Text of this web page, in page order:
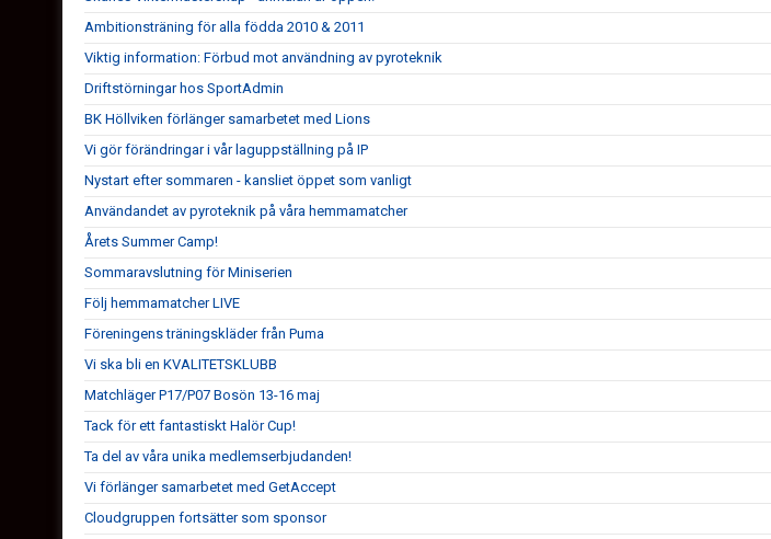
Ambitionsträning för alla födda 2010 & 2011
Viktig information: Förbud mot användning av pyroteknik
Driftstörningar hos SportAdmin
BK Höllviken förlänger samarbetet med Lions
Vi gör förändringar i vår laguppställning på IP
Nystart efter sommaren - kansliet öppet som vanligt
Användandet av pyroteknik på våra hemmamatcher
Årets Summer Camp!
Sommaravslutning för Miniserien
Följ hemmamatcher LIVE
Föreningens träningskläder från Puma
Vi ska bli en KVALITETSKLUBB
Matchläger P17/P07 Bosön 13-16 maj
Tack för ett fantastiskt Halör Cup!
Ta del av våra unika medlemserbjudanden!
Vi förlänger samarbetet med GetAccept
Cloudgruppen fortsätter som sponsor